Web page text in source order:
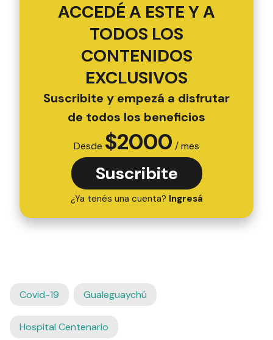
ACCEDÉ A ESTE Y A
TODOS LOS
CONTENIDOS
EXCLUSIVOS
Suscribite y empezá a disfrutar
de todos los beneficios
Desde $2000 / mes
Suscribite
¿Ya tenés una cuenta? Ingresá
Covid-19 Gualeguaychú
Hospital Centenario